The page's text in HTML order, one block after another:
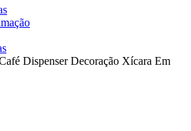
Dispenser Decoração Xícara Em